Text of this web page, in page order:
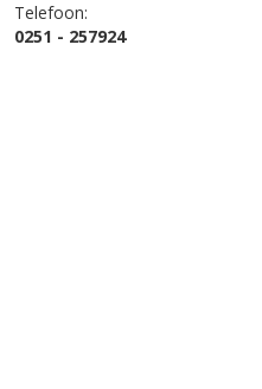
Telefoon:
0251 - 257924